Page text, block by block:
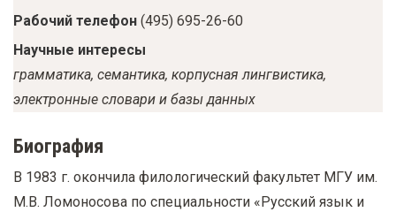
Рабочий телефон (495) 695-26-60
Научные интересы
грамматика, семантика, корпусная лингвистика,
электронные словари и базы данных
Биография
В 1983 г. окончила филологический факультет МГУ им.
М.В. Ломоносова по специальности «Русский язык и